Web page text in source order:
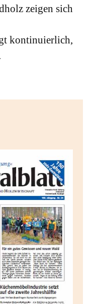
zeigen sich
kontinuierlich,